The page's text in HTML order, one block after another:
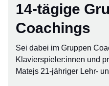
14-tägige
Coachings
Sei dabei im Gruppen
Klavierspieler:innen und
Matejs 21-jähriger Lehr-